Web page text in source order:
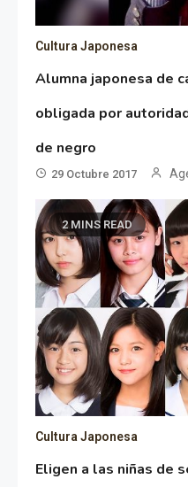
Cultura Japonesa
Alumna japonesa de
obligada por
de negro
29 Octubre 2017
2 MINS READ
Cultura Japonesa
Eligen a las niñas de